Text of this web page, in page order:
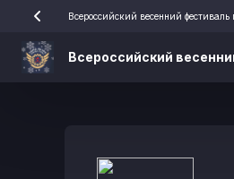
Всероссийский весенний
Всероссийский